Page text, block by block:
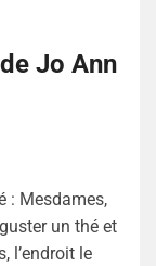
Jo Ann
: Mesdames,
un thé et
l’endroit le